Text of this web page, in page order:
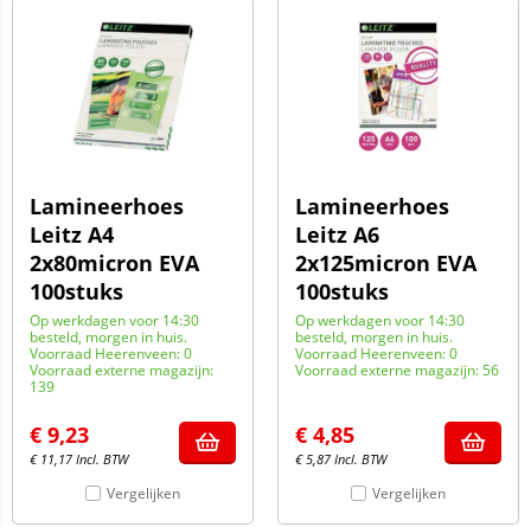
Lamineerhoes
Leitz A4
2x80micron EVA
100stuks
Op werkdagen voor 14:30
besteld, morgen in huis.
Voorraad Heerenveen: 0
Voorraad externe magazijn:
139
€ 9,23
€ 11,17 Incl. BTW
Vergelijken
Lamineerhoes
Leitz A6
2x125micron EVA
100stuks
Op werkdagen voor 14:30
besteld, morgen in huis.
Voorraad Heerenveen: 0
Voorraad externe magazijn: 56
€ 4,85
€5,87 Incl. BTW
Vergelijken